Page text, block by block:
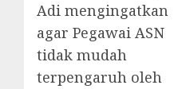
Adi mengingatkan
agar Pegawai ASN
tidak mudah
terpengaruh oleh